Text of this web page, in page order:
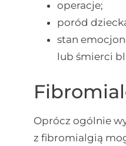
operacje;
poród
stan
lub śmierci
Oprócz ogólnie
z fibromialgią